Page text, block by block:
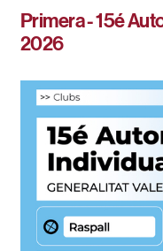
Primera - 15é
2026